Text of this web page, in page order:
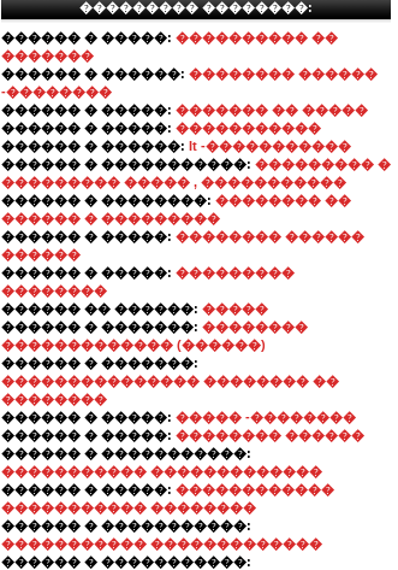
��������� ��������:
������ � �����: ���������� ��
�������
������ � ������: �������� ������
-��������
������ � �����: ������� �� �����
������ � �����: �����������
������ � ������: It -�����������
������ � �����������: ��������� �
��������� ����� , �����������
������ � ��������: �������� ��
������ � ���������
������ � �����: �������� ������
������
������ � �����: ���������
��������
������ �� ������: �����
������ � �������: ��������
������������� (������)
������ � �������:
��������������� �������� ��
��������
������ � �����: ����� -��������
������ � �����: �������� ������
������ � �����������:
����������� �������������
������ � �����: ������������
����������� ��������
������ � �����������:
����������� �������������
������ � �����������: